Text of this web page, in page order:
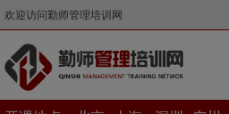
欢迎访问勤师管理培训网